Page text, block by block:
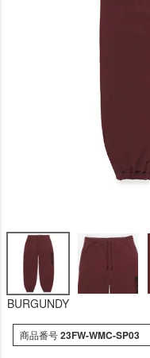
BURGUNDY
商品番号23FW-WMC-SP03